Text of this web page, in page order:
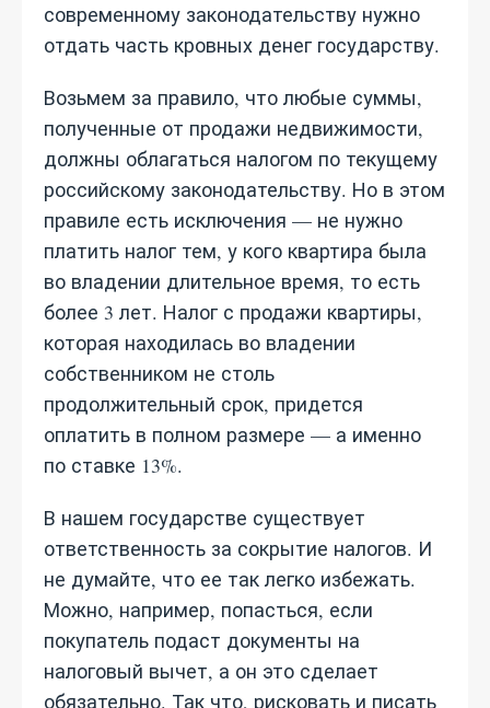
современному законодательству нужно
отдать часть кровных денег государству.
Возьмем за правило, что любые суммы,
полученные от продажи недвижимости,
должны облагаться налогом по текущему
российскому законодательству. Но в этом
правиле есть исключения — не нужно
платить налог тем, у кого квартира была
во владении длительное время, то есть
более 3 лет. Налог с продажи квартиры,
которая находилась во владении
собственником не столь
продолжительный срок, придется
оплатить в полном размере — а именно
по ставке 13%.
В нашем государстве существует
ответственность за сокрытие налогов. И
не думайте, что ее так легко избежать.
Можно, например, попасться, если
покупатель подаст документы на
налоговый вычет, а он это сделает
обязательно. Так что, рисковать и писать